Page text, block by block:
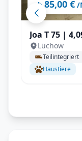
ab 85,00 € /
Joa T 75 | 4,09 t Einzelbetten,
Raumgefühl
165PS, über
Lüchow
Teilintegriert
Haustiere